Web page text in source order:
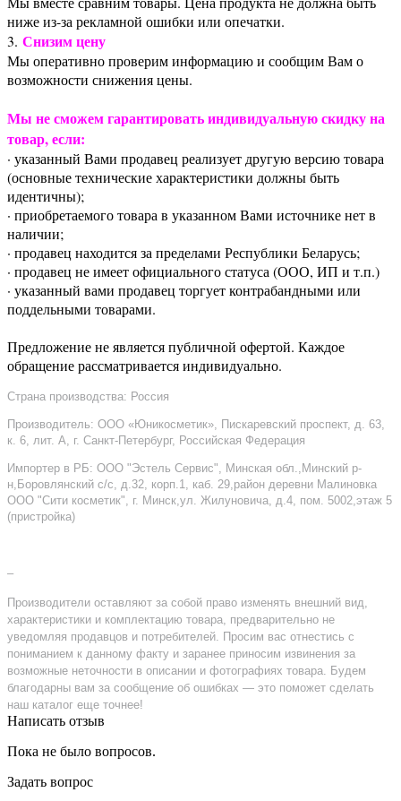
ниже из-за рекламной ошибки или опечатки.
3. Снизим цену
Мы оперативно проверим информацию и сообщим Вам о
возможности снижения цены.
Мы не сможем гарантировать индивидуальную скидку на
товар, если:
· указанный Вами продавец реализует другую версию товара
(основные технические характеристики должны быть
идентичны);
· приобретаемого товара в указанном Вами источнике нет в
наличии;
· продавец находится за пределами Республики Беларусь;
· продавец не имеет официального статуса (ООО, ИП и т.п.)
· указанный вами продавец торгует контрабандными или
поддельными товарами.
Предложение не является публичной офертой. Каждое
обращение рассматривается индивидуально.
Страна производства: Россия
Производитель: ООО «Юникосметик», Пискаревский проспект, д. 63,
к. 6, лит. А, г. Санкт-Петербург, Российская Федерация
Импортер в РБ: ООО "Эстель Сервис", Минская обл.,Минский р-
н,Боровлянский с/с, д.32, корп.1, каб. 29,район деревни Малиновка
ООО "Сити косметик", г. Минск,ул. Жилуновича, д.4, пом. 5002,этаж 5
(пристройка)
–
Производители оставляют за собой право изменять внешний вид,
характеристики и комплектацию товара, предварительно не
уведомляя продавцов и потребителей. Просим вас отнестись с
пониманием к данному факту и заранее приносим извинения за
возможные неточности в описании и фотографиях товара. Будем
благодарны вам за сообщение об ошибках — это поможет сделать
наш каталог еще точнее!
Написать отзыв
Пока не было вопросов.
Задать вопрос